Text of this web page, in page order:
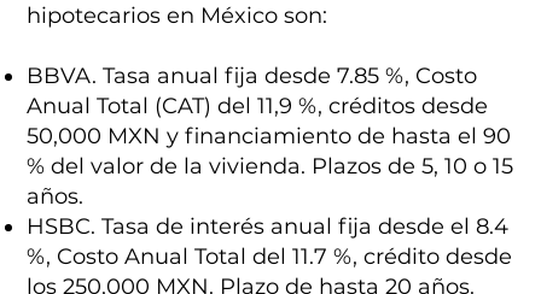
hipotecarios en México son:
BBVA. Tasa anual fija desde 7.85 %, Costo
Anual Total (CAT) del 11,9 %, créditos desde
50,000 MXN y financiamiento de hasta el 90
% del valor de la vivienda. Plazos de 5, 10 o 15
años.
HSBC. Tasa de interés anual fija desde el 8.4
%, Costo Anual Total del 11.7 %, crédito desde
los 250,000 MXN. Plazo de hasta 20 años.